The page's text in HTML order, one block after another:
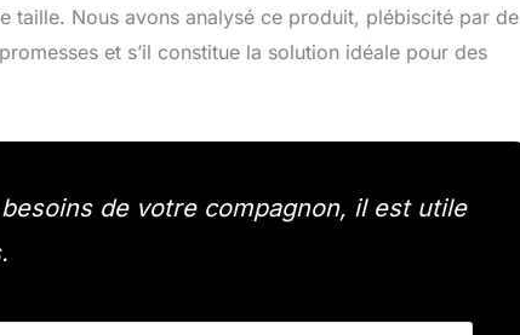
taille. Nous avons analysé ce produit, plébiscité par de
et s’il constitue la solution idéale pour des
de votre compagnon, il est utile